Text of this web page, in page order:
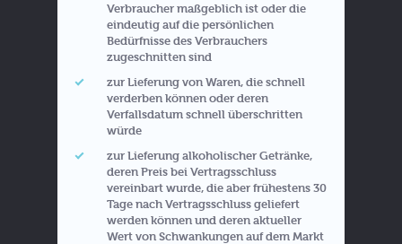
Verbraucher maßgeblich ist oder die
eindeutig auf die persönlichen
Bedürfnisse des Verbrauchers
zugeschnitten sind
zur Lieferung von Waren, die schnell
verderben können oder deren
Verfallsdatum schnell überschritten
würde
zur Lieferung alkoholischer Getränke,
deren Preis bei Vertragsschluss
vereinbart wurde, die aber frühestens 30
Tage nach Vertragsschluss geliefert
werden können und deren aktueller
Wert von Schwankungen auf dem Markt